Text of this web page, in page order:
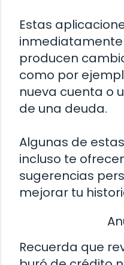
Estas
producen
como por
nueva cuenta o
de una deuda.
Algunas de
incluso te
sugerencias
mejorar tu
Recuerda que